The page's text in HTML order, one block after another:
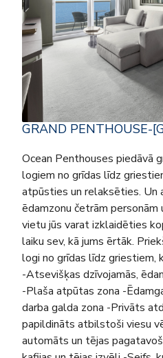
GRAND PENTHOUSE-
Ocean Penthouses piedāvā
logiem no grīdas līdz
atpūsties un relaksēties. Un
ēdamzonu četrām personām
vietu jūs varat izklaidēties
laiku sev, kā jums ērtāk.
logi no grīdas līdz griestiem,
-Atsevišķas dzīvojamās,
-Plaša atpūtas zona -
darba galda zona -Privāts
papildināts atbilstoši viesu
automāts un tējas